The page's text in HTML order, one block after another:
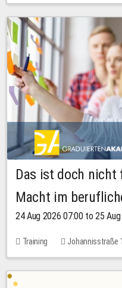
Das ist doch
Macht im
24 Aug 2026 07:00 to 25
Training
Johannisstraße
1 place
30.00 EUR